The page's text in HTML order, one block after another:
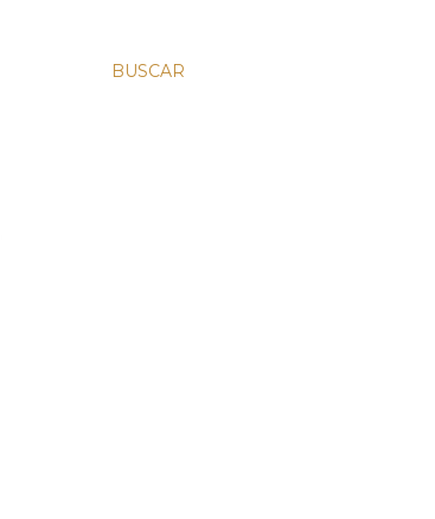
BUSCAR